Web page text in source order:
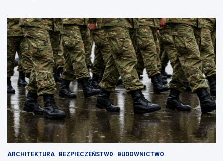
ARCHITEKTURA BEZPIECZEŃSTWO BUDOWNICTWO